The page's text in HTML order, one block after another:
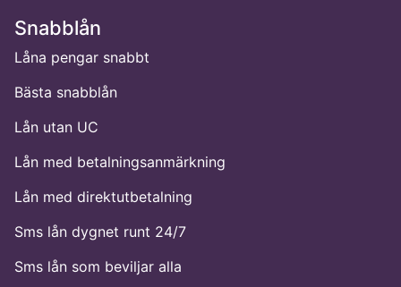
Snabblån
Låna pengar snabbt
Bästa snabblån
Lån utan UC
Lån med betalningsanmärkning
Lån med direktutbetalning
Sms lån dygnet runt 24/7
Sms lån som beviljar alla